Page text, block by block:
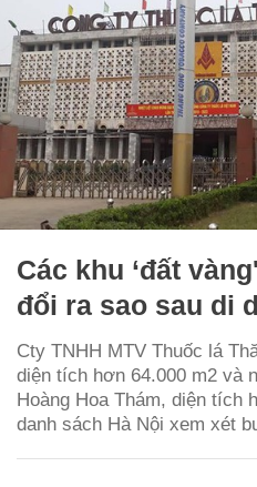
Các khu ‘đất
đổi ra sao sau di
Cty TNHH MTV Thuốc lá
diện tích hơn 64.000 m2 và
Hoàng Hoa Thám, diện tích
danh sách Hà Nội xem xét